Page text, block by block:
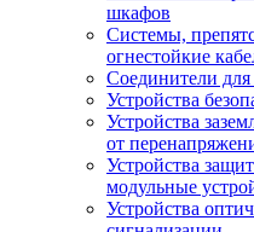
шкафов
Системы,
огнестойкие
Соединители
Устройства
Устройства
от
Устройства
модульные
Устройства